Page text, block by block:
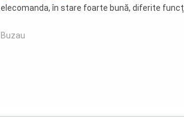
în stare foarte bună, diferite